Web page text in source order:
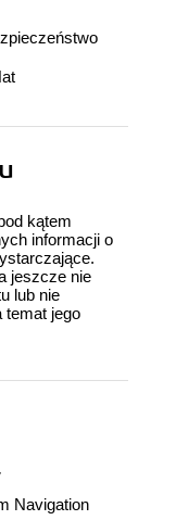
kątem
informacji o
jeszcze nie
lub nie
temat jego
Navigation